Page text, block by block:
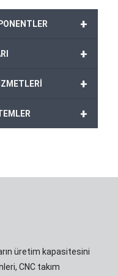
+
+
+
+
üretim kapasitesini
CNC takım